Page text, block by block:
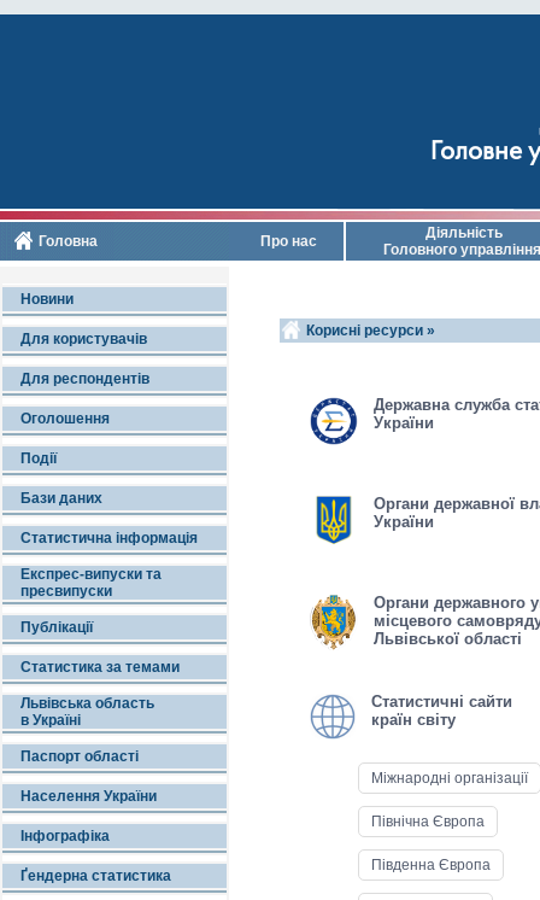
Головне
Головна Про нас
Діяльність
Головного управління
Новини
Для користувачів
Для респондентів
Оголошення
Події
Бази даних
Статистична інформація
Експрес-випуски та
пресвипуски
Публікації
Статистика за темами
Львівська область
в Україні
Паспорт області
Населення України
Інфографіка
Ґендерна статистика
Корисні ресурси »
Державна служба
України
Органи державної
України
Органи державного
місцевого
Львівської області
Статистичні сайти
країн світу
Мiжнароднi організації
Пiвнiчна Європа
Пiвденна Європа